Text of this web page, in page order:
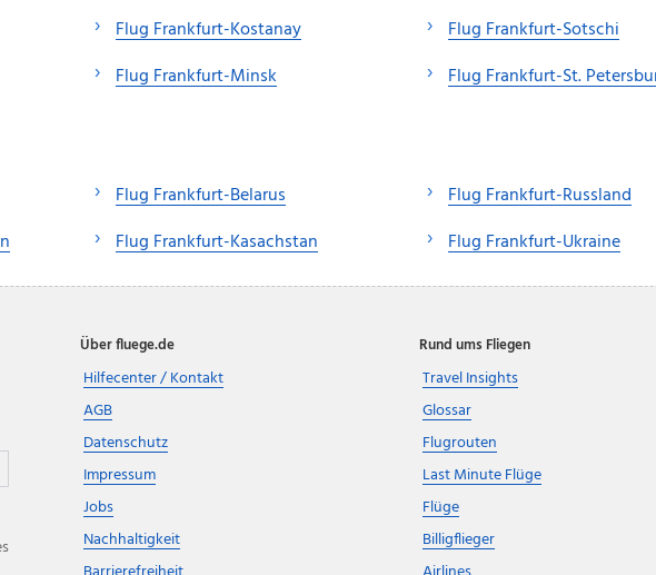
Flug Frankfurt-Kostanay
Flug Frankfurt-Minsk
Flug Frankfurt-Sotschi
Flug Frankfurt-St.
Flug Frankfurt-Belarus
Flug Frankfurt-Kasachstan
Flug Frankfurt-Russland
Flug Frankfurt-Ukraine